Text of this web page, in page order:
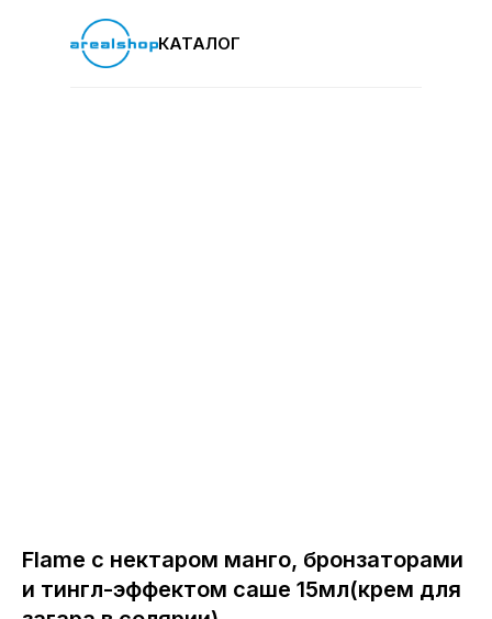
КАТАЛОГ
Flame с нектаром манго, бронзаторами
и тингл-эффектом саше 15мл(крем для